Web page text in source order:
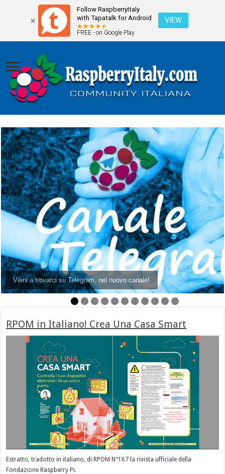
Follow RaspberryItaly
with Tapatalk for Android
FREE - on Google Play
VIEW
Presentato Nuovo Raspberry Pi 5 con 16GB di RAM
RPOM in Italiano! Crea Una Casa Smart
Estratto, tradotto in italiano, di RPOM N°167 la rivista ufficiale della
Fondazione Raspberry Pi.